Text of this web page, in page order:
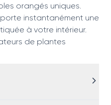
orangés uniques.
instantanément une
à votre intérieur.
de plantes